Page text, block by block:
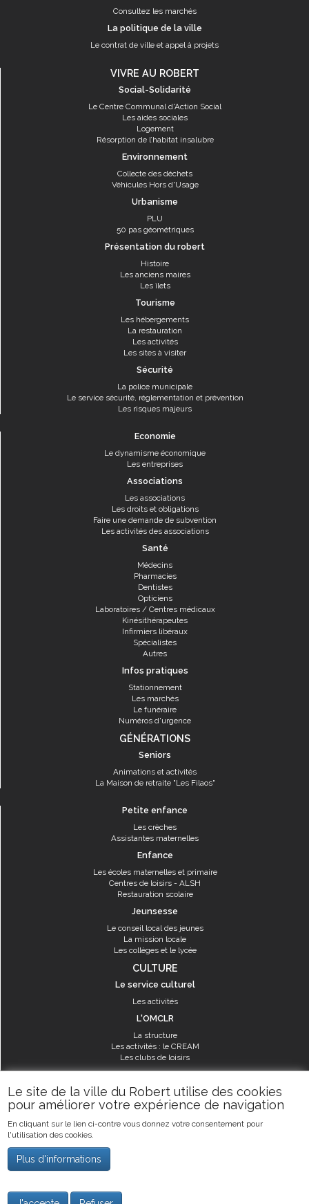
Le site de la ville du Robert utilise des cookies
pour améliorer votre expérience de navigation
En cliquant sur le lien ci-contre vous donnez votre consentement pour
l'utilisation des cookies.
Plus d'informations
Consultez les marchés
La politique de la ville
Le contrat de ville et appel à projets
VIVRE AU ROBERT
Social-Solidarité
Le Centre Communal d'Action Social
Les aides sociales
Logement
Résorption de l’habitat insalubre
Environnement
Collecte des déchets
Véhicules Hors d'Usage
Urbanisme
PLU
50 pas géométriques
Présentation du robert
Histoire
Les anciens maires
Les îlets
Tourisme
Les hébergements
La restauration
Les activités
Les sites à visiter
Sécurité
La police municipale
Le service sécurité, réglementation et prévention
Les risques majeurs
Economie
Le dynamisme économique
Les entreprises
Associations
Les associations
Les droits et obligations
Faire une demande de subvention
Les activités des associations
Santé
Médecins
Pharmacies
Dentistes
Opticiens
Laboratoires / Centres médicaux
Kinésithérapeutes
Infirmiers libéraux
Spécialistes
Autres
Infos pratiques
Stationnement
Les marchés
Le funéraire
Numéros d'urgence
GÉNÉRATIONS
Seniors
Animations et activités
La Maison de retraite "Les Filaos"
Petite enfance
Les crèches
Assistantes maternelles
Enfance
Les écoles maternelles et primaire
Centres de loisirs - ALSH
Restauration scolaire
Jeunsesse
Le conseil local des jeunes
La mission locale
Les collèges et le lycée
CULTURE
Le service culturel
Les activités
L'OMCLR
La structure
Les activités : le CREAM
Les clubs de loisirs
SPORT
Les équipements sportifs
Les aménagements municipaux
Les activités
©2019Ville du Robert